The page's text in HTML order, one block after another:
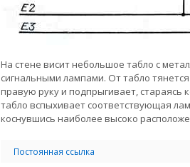
На стене висит небольшое табло с
сигнальными лампами. От табло
правую руку и подпрыгивает, стараясь
табло вспыхивает соответствующая
коснувшись наиболее высоко
Постоянная ссылка